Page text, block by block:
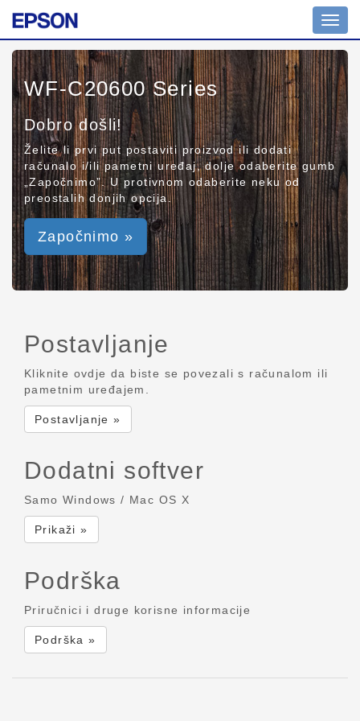
WF-C20600 Series
Dobro došli!
Želite li prvi put postaviti proizvod ili dodati
računalo i/ili pametni uređaj, dolje odaberite gumb
„Započnimo”. U protivnom odaberite neku od
preostalih donjih opcija.
Započnimo »
Postavljanje
Kliknite ovdje da biste se povezali s računalom ili
pametnim uređajem.
Postavljanje »
Dodatni softver
Samo Windows / Mac OS X
Prikaži »
Podrška
Priručnici i druge korisne informacije
Podrška »